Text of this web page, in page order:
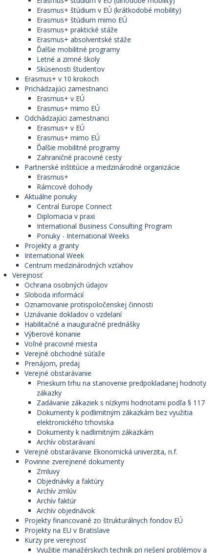
Erasmus+ štúdium v EÚ (krátkodobé mobility)
Erasmus+ štúdium mimo EÚ
Erasmus+ praktické stáže
Erasmus+ absolventské stáže
Ďalšie mobilitné programy
Letné a zimné školy
Skúsenosti študentov
Erasmus+ v 10 krokoch
Prichádzajúci zamestnanci
Erasmus+ v EÚ
Erasmus+ mimo EÚ
Odchádzajúci zamestnanci
Erasmus+ v EÚ
Erasmus+ mimo EÚ
Ďalšie mobilitné programy
Zahraničné pracovné cesty
Partnerské inštitúcie a medzinárodné organizácie
Erasmus+
Rámcové dohody
Aktuálne ponuky
Central Europe Connect
Diplomacia v praxi
International Business Consulting Program
Ponuky - International Weeks
Projekty a granty
International Week
Centrum medzinárodných vzťahov
Verejnosť
Ochrana osobných údajov
Sloboda informácií
Oznamovanie protispoločenskej činnosti
Uznávanie dokladov o vzdelaní
Habilitačné a inauguračné prednášky
Výberové konanie
Voľné pracovné miesta
Verejné obchodné súťaže
Prenájom, predaj
Verejné obstarávanie
Prieskum trhu na stanovenie predpokladanej hodnoty
zákazky
Zadávanie zákaziek s nízkymi hodnotami podľa § 117
Dokumenty k podlimitným zákazkám bez využitia
elektronického trhoviska
Dokumenty k nadlimitným zákazkám
Archív obstarávaní
Verejné obstarávanie Ekonomická univerzita, n.f.
Povinne zverejnené dokumenty
Zmluvy
Objednávky a faktúry
Archív zmlúv
Archív faktúr
Archív objednávok
Projekty financované zo štrukturálnych fondov EÚ
Projekty na EU v Bratislave
Kurzy pre verejnosť
Využitie manažérskych techník pri riešení problémov a